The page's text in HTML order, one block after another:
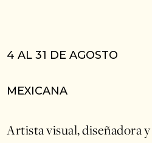
4 AL 31 DE AGOSTO
MEXICANA
Artista visual, diseñadora